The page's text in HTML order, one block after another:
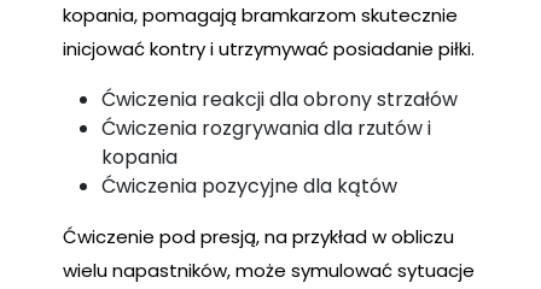
kopania, pomagają bramkarzom skutecznie
inicjować kontry i utrzymywać posiadanie piłki.
Ćwiczenia reakcji dla obrony strzałów
Ćwiczenia rozgrywania dla rzutów i
kopania
Ćwiczenia pozycyjne dla kątów
Ćwiczenie pod presją, na przykład w obliczu
wielu napastników, może symulować sytuacje